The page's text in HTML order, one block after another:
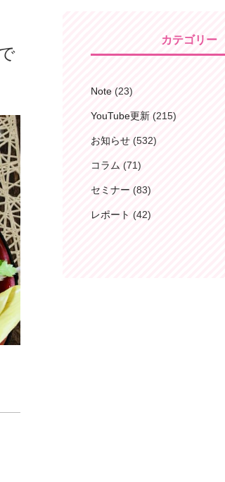
カテゴリー
Note (23)
YouTube更新 (215)
お知らせ (532)
コラム (71)
セミナー (83)
レポート (42)